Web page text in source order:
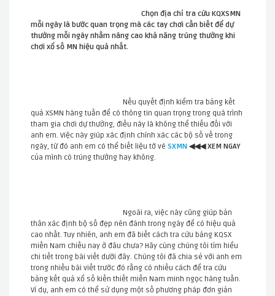
Chọn địa chỉ tra cứu KQXSMN
mỗi ngày là bước quan trọng mà các tay chơi cần biết để dự
thưởng mỗi ngày nhằm nâng cao khả năng trúng thưởng khi
chơi xổ số MN hiệu quả nhất.
Nếu quyết định kiểm tra bảng kết
quả XSMN hàng tuần để có thông tin quan trọng trong quá trình
tham gia chơi dự thưởng, điều này là không thể thiếu đối với
anh em. Việc này giúp xác định chính xác các bộ số về trong
ngày, từ đó anh em có thể biết liệu tờ vé SXMN ◀◀◀ XEM NGAY
của mình có trúng thưởng hay không.
Ngoài ra, việc này cũng giúp bản
thân xác định bộ số đẹp nên đánh trong ngày để có hiệu quả
cao nhất. Tuy nhiên, anh em đã biết cách tra cứu bảng KQSX
miền Nam chiều nay ở đâu chưa? Hãy cùng chúng tôi tìm hiểu
chi tiết trong bài viết dưới đây. Chúng tôi đã chia sẻ với anh em
trong nhiều bài viết trước đó rằng có nhiều cách để tra cứu
bảng kết quả xổ số kiến thiết miền Nam minh ngọc hàng tuần.
Ví dụ, anh em có thể sử dụng một số phương pháp đơn giản